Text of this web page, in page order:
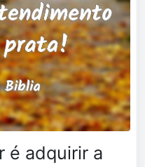
é adquirir a